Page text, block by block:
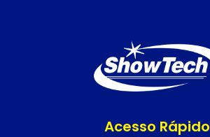
Acesso Rápido